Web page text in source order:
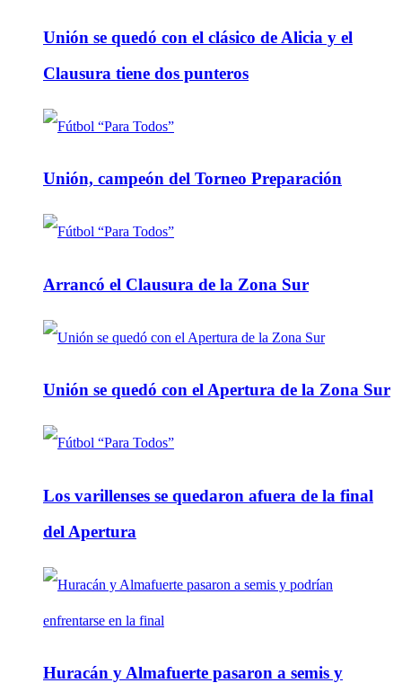
Unión se quedó con el clásico de Alicia y el
Clausura tiene dos punteros
Unión, campeón del Torneo Preparación
Arrancó el Clausura de la Zona Sur
Unión se quedó con el Apertura de la Zona Sur
Los varillenses se quedaron afuera de la final
del Apertura
Huracán y Almafuerte pasaron a semis y